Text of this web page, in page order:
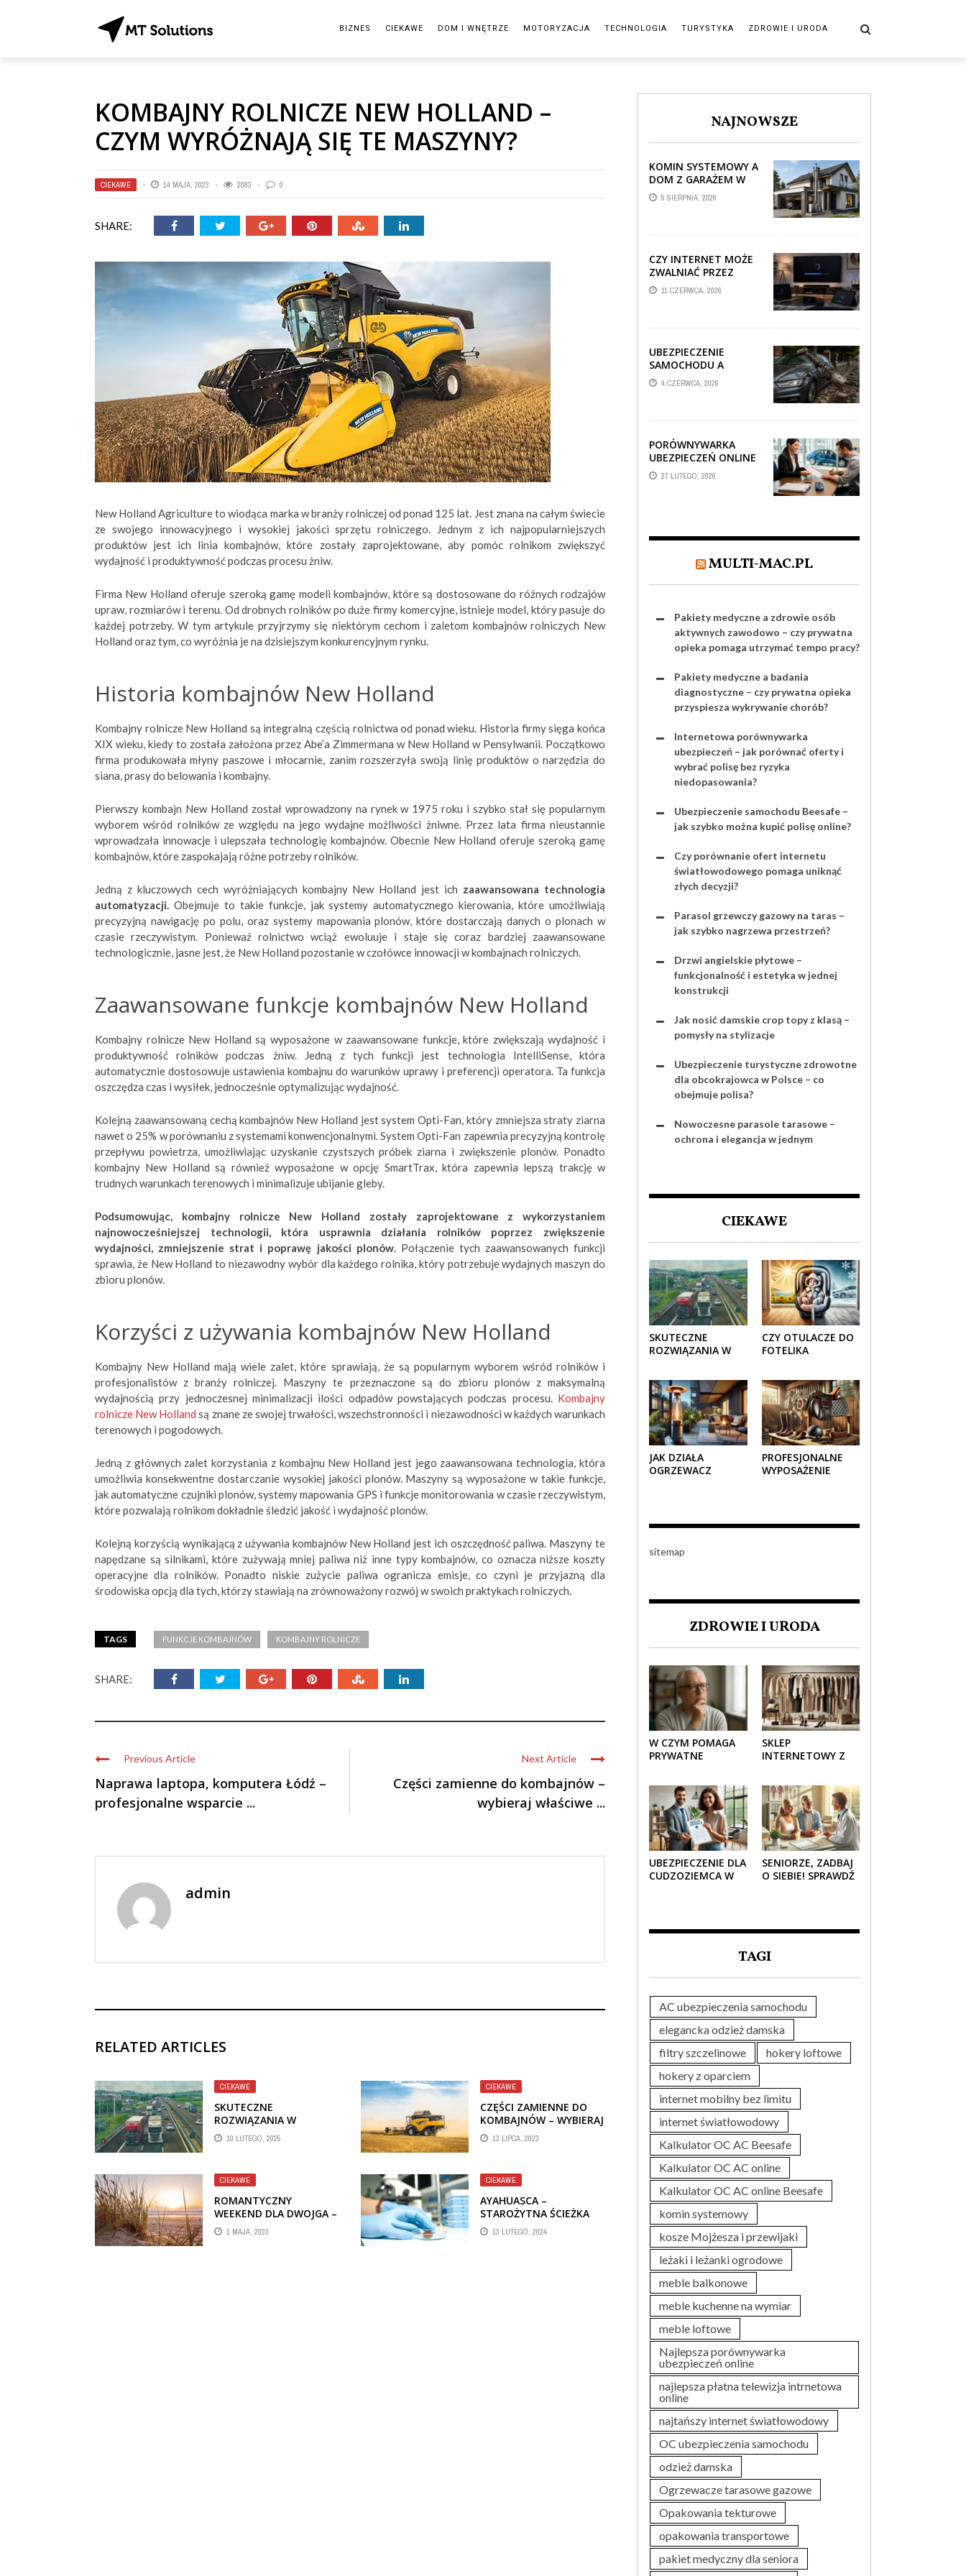
BIZNES CIEKAWE DOM I WNĘTRZE MOTORYZACJA TECHNOLOGIA TURYSTYKA ZDROWIE I URODA
KOMBAJNY ROLNICZE NEW HOLLAND –
CZYM WYRÓŻNAJĄ SIĘ TE MASZYNY?
CIEKAWE 14 MAJA, 2023 2083 0
SHARE:
New Holland Agriculture to wiodąca marka w branży rolniczej od ponad 125 lat. Jest znana na całym świecie
ze swojego innowacyjnego i wysokiej jakości sprzętu rolniczego. Jednym z ich najpopularniejszych
produktów jest ich linia kombajnów, które zostały zaprojektowane, aby pomóc rolnikom zwiększyć
wydajność i produktywność podczas procesu żniw.
Firma New Holland oferuje szeroką gamę modeli kombajnów, które są dostosowane do różnych rodzajów
upraw, rozmiarów i terenu. Od drobnych rolników po duże firmy komercyjne, istnieje model, który pasuje do
każdej potrzeby. W tym artykule przyjrzymy się niektórym cechom i zaletom kombajnów rolniczych New
Holland oraz tym, co wyróżnia je na dzisiejszym konkurencyjnym rynku.
Historia kombajnów New Holland
Kombajny rolnicze New Holland są integralną częścią rolnictwa od ponad wieku. Historia firmy sięga końca
XIX wieku, kiedy to została założona przez Abe’a Zimmermana w New Holland w Pensylwanii. Początkowo
firma produkowała młyny paszowe i młocarnie, zanim rozszerzyła swoją linię produktów o narzędzia do
siana, prasy do belowania i kombajny.
Pierwszy kombajn New Holland został wprowadzony na rynek w 1975 roku i szybko stał się popularnym
wyborem wśród rolników ze względu na jego wydajne możliwości żniwne. Przez lata firma nieustannie
wprowadzała innowacje i ulepszała technologię kombajnów. Obecnie New Holland oferuje szeroką gamę
kombajnów, które zaspokajają różne potrzeby rolników.
Jedną z kluczowych cech wyróżniających kombajny New Holland jest ich zaawansowana technologia
automatyzacji. Obejmuje to takie funkcje, jak systemy automatycznego kierowania, które umożliwiają
precyzyjną nawigację po polu, oraz systemy mapowania plonów, które dostarczają danych o plonach w
czasie rzeczywistym. Ponieważ rolnictwo wciąż ewoluuje i staje się coraz bardziej zaawansowane
technologicznie, jasne jest, że New Holland pozostanie w czołówce innowacji w kombajnach rolniczych.
Zaawansowane funkcje kombajnów New Holland
Kombajny rolnicze New Holland są wyposażone w zaawansowane funkcje, które zwiększają wydajność i
produktywność rolników podczas żniw. Jedną z tych funkcji jest technologia IntelliSense, która
automatycznie dostosowuje ustawienia kombajnu do warunków uprawy i preferencji operatora. Ta funkcja
oszczędza czas i wysiłek, jednocześnie optymalizując wydajność.
Kolejną zaawansowaną cechą kombajnów New Holland jest system Opti-Fan, który zmniejsza straty ziarna
nawet o 25% w porównaniu z systemami konwencjonalnymi. System Opti-Fan zapewnia precyzyjną kontrolę
przepływu powietrza, umożliwiając uzyskanie czystszych próbek ziarna i zwiększenie plonów. Ponadto
kombajny New Holland są również wyposażone w opcję SmartTrax, która zapewnia lepszą trakcję w
trudnych warunkach terenowych i minimalizuje ubijanie gleby.
Podsumowując, kombajny rolnicze New Holland zostały zaprojektowane z wykorzystaniem
najnowocześniejszej technologii, która usprawnia działania rolników poprzez zwiększenie
wydajności, zmniejszenie strat i poprawę jakości plonów. Połączenie tych zaawansowanych funkcji
sprawia, że New Holland to niezawodny wybór dla każdego rolnika, który potrzebuje wydajnych maszyn do
zbioru plonów.
Korzyści z używania kombajnów New Holland
Kombajny New Holland mają wiele zalet, które sprawiają, że są popularnym wyborem wśród rolników i
profesjonalistów z branży rolniczej. Maszyny te przeznaczone są do zbioru plonów z maksymalną
wydajnością przy jednoczesnej minimalizacji ilości odpadów powstających podczas procesu. Kombajny
rolnicze New Hollandsą znane ze swojej trwałości, wszechstronności i niezawodności w każdych warunkach
terenowych i pogodowych.
Jedną z głównych zalet korzystania z kombajnu New Holland jest jego zaawansowana technologia, która
umożliwia konsekwentne dostarczanie wysokiej jakości plonów. Maszyny są wyposażone w takie funkcje,
jak automatyczne czujniki plonów, systemy mapowania GPS i funkcje monitorowania w czasie rzeczywistym,
które pozwalają rolnikom dokładnie śledzić jakość i wydajność plonów.
Kolejną korzyścią wynikającą z używania kombajnów New Holland jest ich oszczędność paliwa. Maszyny te
napędzane są silnikami, które zużywają mniej paliwa niż inne typy kombajnów, co oznacza niższe koszty
operacyjne dla rolników. Ponadto niskie zużycie paliwa ogranicza emisje, co czyni je przyjazną dla
środowiska opcją dla tych, którzy stawiają na zrównoważony rozwój w swoich praktykach rolniczych.
TAGS FUNKCJE KOMBAJNÓW KOMBAJNY ROLNICZE
SHARE:
Previous Article
Naprawa laptopa, komputera Łódź –
profesjonalne wsparcie ...
Next Article
Części zamienne do kombajnów –
wybieraj właściwe ...
admin
RELATED ARTICLES
CIEKAWE
SKUTECZNE
ROZWIĄZANIA W
TRANSPORCIE:
OPAKOWANIA
TEKTUROWE
10 LUTEGO, 2025
CIEKAWE
CZĘŚCI ZAMIENNE DO
KOMBAJNÓW – WYBIERAJ
WŁAŚCIWE I
OPTYMALIZUJ
MASZYNY
13 LIPCA, 2023
CIEKAWE
ROMANTYCZNY
WEEKEND DLA DWOJGA –
ŚWINOUJŚCIE
1 MAJA, 2023
CIEKAWE
AYAHUASCA –
STAROŻYTNA ŚCIEŻKA
DO SAMOPOZNANIA
13 LUTEGO, 2024
NAJNOWSZE
KOMIN SYSTEMOWY A
DOM Z GARAŻEM W
BRYLE – JAK STREFA
TECHNICZNA WPŁYWA
5 SIERPNIA, 2026
CZY INTERNET MOŻE
ZWALNIAĆ PRZEZ
AUTOMATYCZNE
AKTUALIZACJE
11 CZERWCA, 2026
UBEZPIECZENIE
SAMOCHODU A
SZKODA PO
USZKODZENIU AUTA
4 CZERWCA, 2026
PORÓWNYWARKA
UBEZPIECZEŃ ONLINE
– JAK WYBRAĆ POLISĘ,
KTÓRA REALNIE
27 LUTEGO, 2026
MULTI-MAC.PL
Pakiety medyczne a zdrowie osób
aktywnych zawodowo – czy prywatna
opieka pomaga utrzymać tempo pracy?
Pakiety medyczne a badania
diagnostyczne – czy prywatna opieka
przyspiesza wykrywanie chorób?
Internetowa porównywarka
ubezpieczeń – jak porównać oferty i
wybrać polisę bez ryzyka
niedopasowania?
Ubezpieczenie samochodu Beesafe –
jak szybko można kupić polisę online?
Czy porównanie ofert internetu
światłowodowego pomaga uniknąć
złych decyzji?
Parasol grzewczy gazowy na taras –
jak szybko nagrzewa przestrzeń?
Drzwi angielskie płytowe –
funkcjonalność i estetyka w jednej
konstrukcji
Jak nosić damskie crop topy z klasą –
pomysły na stylizacje
Ubezpieczenie turystyczne zdrowotne
dla obcokrajowca w Polsce – co
obejmuje polisa?
Nowoczesne parasole tarasowe –
ochrona i elegancja w jednym
CIEKAWE
SKUTECZNE
ROZWIĄZANIA W
DREWNIANE I
TEKTUROWE
CZY OTULACZE DO
FOTELIKA
LATEM I ZIMĄ?
JAK DZIAŁA
OGRZEWACZ
PROFESJONALNE
WYPOSAŻENIE
sitemap
ZDROWIE I URODA
W CZYM POMAGA
PRYWATNE
SENIOROM?
SKLEP
INTERNETOWY Z
KLASYKA, SZYK I
NOWOCZESNOŚĆ
UBEZPIECZENIE DLA
CUDZOZIEMCA W
SENIORZE, ZADBAJ
O SIEBIE! SPRAWDŹ
TAGI
AC ubezpieczenia samochodu
elegancka odzież damska
filtry szczelinowe
hokery loftowe
hokery z oparciem
internet mobilny bez limitu
internet światłowodowy
Kalkulator OC AC Beesafe
Kalkulator OC AC online
Kalkulator OC AC online Beesafe
komin systemowy
kosze Mojżesza i przewijaki
leżaki i leżanki ogrodowe
meble balkonowe
meble kuchenne na wymiar
meble loftowe
Najlepsza porównywarka
ubezpieczeń online
najlepsza płatna telewizja intrnetowa
online
najtańszy internet światłowodowy
OC ubezpieczenia samochodu
odzież damska
Ogrzewacze tarasowe gazowe
Opakowania tekturowe
opakowania transportowe
pakiet medyczny dla seniora